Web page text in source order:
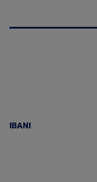
IBANI